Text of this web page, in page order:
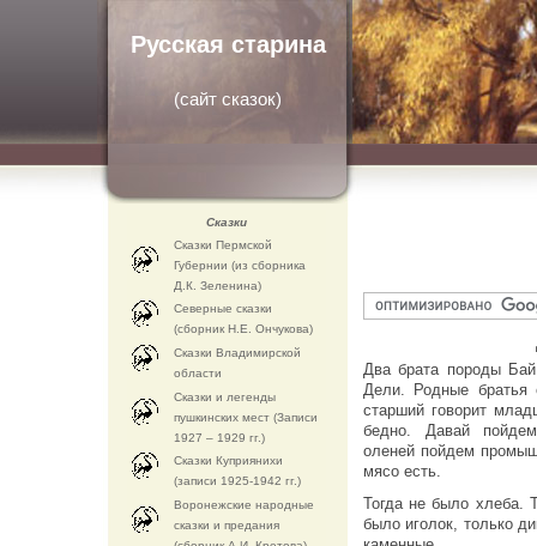
Русская старина
(сайт сказок)
Два брата породы
Дели. Родные
старший говорит
бедно. Давай
оленей пойдем
мясо есть.
Тогда не было хлеба.
было иголок, только
Сказки
Сказки Пермской
Губернии (из сборника
Д.К. Зеленина)
Северные сказки
(сборник Н.Е. Ончукова)
Сказки Владимирской
области
Сказки и легенды
пушкинских мест (Записи
1927 – 1929 гг.)
Сказки Куприянихи
(записи 1925-1942 гг.)
Воронежские народные
сказки и предания